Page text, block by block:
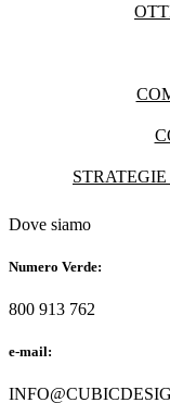
Dove siamo
Numero Verde:
800 913 762
e-mail: